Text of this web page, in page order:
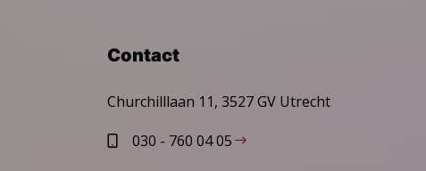
Contact
Churchilllaan 11, 3527 GV Utrecht
030 - 760 04 05